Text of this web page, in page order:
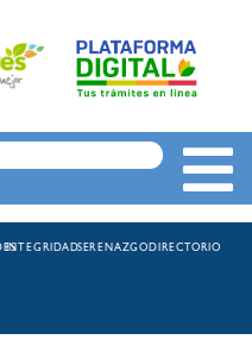
INTEGRIDADSERENAZGODIRECTORIO